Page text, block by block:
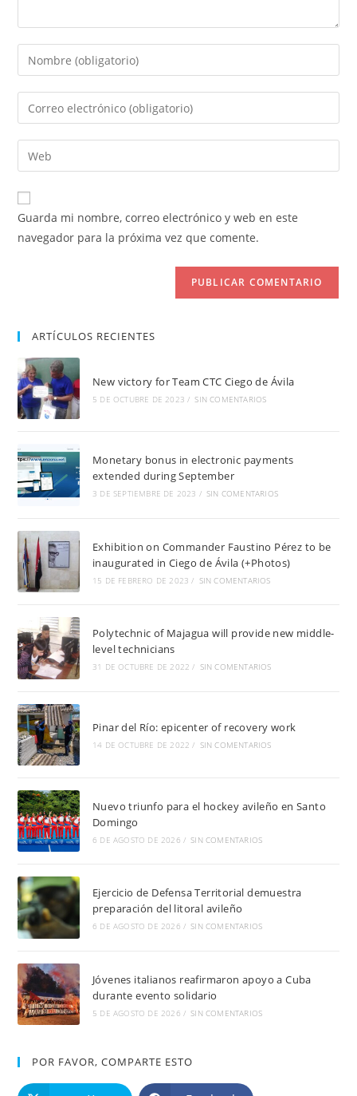
Introduce
tu
nombre
de
usuario
para
comentar
Introduce
tu
dirección
de
electrónico
para
comentar
Introduce
la
URL
de
Guarda mi nombre, correo electrónico y web en este
navegador para la próxima vez que comente.
ARTÍCULOS RECIENTES
New victory for Team CTC Ciego de Ávila
5 DE OCTUBRE DE 2023 / SIN COMENTARIOS
Monetary bonus in electronic payments
extended during September
3 DE SEPTIEMBRE DE 2023 / SIN COMENTARIOS
Exhibition on Commander Faustino Pérez to be
inaugurated in Ciego de Ávila (+Photos)
15 DE FEBRERO DE 2023 / SIN COMENTARIOS
Polytechnic of Majagua will provide new middle-
level technicians
31 DE OCTUBRE DE 2022 / SIN COMENTARIOS
Pinar del Río: epicenter of recovery work
14 DE OCTUBRE DE 2022 / SIN COMENTARIOS
Nuevo triunfo para el hockey avileño en Santo
Domingo
6 DE AGOSTO DE 2026 / SIN COMENTARIOS
Ejercicio de Defensa Territorial demuestra
preparación del litoral avileño
6 DE AGOSTO DE 2026 / SIN COMENTARIOS
Jóvenes italianos reafirmaron apoyo a Cuba
durante evento solidario
5 DE AGOSTO DE 2026 / SIN COMENTARIOS
POR FAVOR, COMPARTE ESTO